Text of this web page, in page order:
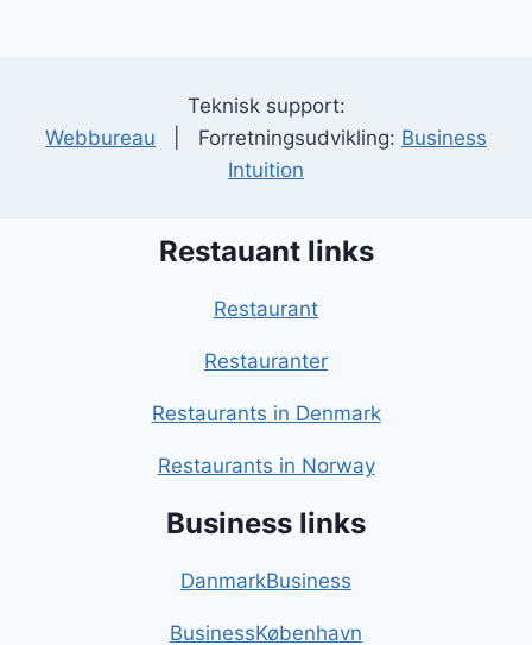
Teknisk support:
Webbureau | Forretningsudvikling: Business
Intuition
Restauant links
Restaurant
Restauranter
Restaurants in Denmark
Restaurants in Norway
Business links
DanmarkBusiness
BusinessKøbenhavn